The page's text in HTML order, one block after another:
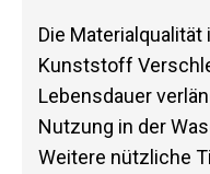
Die
Kunststoff
Lebensdauer
Nutzung in der
Weitere nützliche